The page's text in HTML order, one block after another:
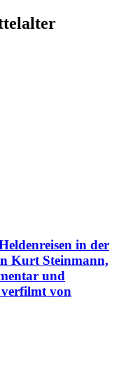
in der
Kurt Steinmann,
und
verfilmt von